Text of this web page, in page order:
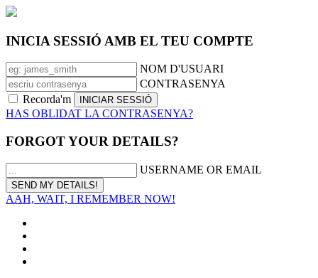
INICIA SESSIÓ AMB EL TEU COMPTE
NOM D'USUARI
CONTRASENYA
Recorda'm
HAS OBLIDAT LA CONTRASENYA?
FORGOT YOUR DETAILS?
USERNAME OR EMAIL
AAH, WAIT, I REMEMBER NOW!